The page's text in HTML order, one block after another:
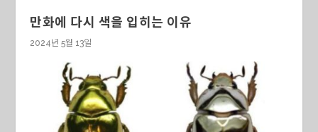
만화에 다시 색을 입히는 이유
2024년 5월 13일